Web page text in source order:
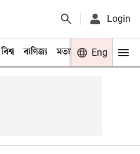
Login
বিশ্ব বাণিজ্য মতামত খেলা
Eng